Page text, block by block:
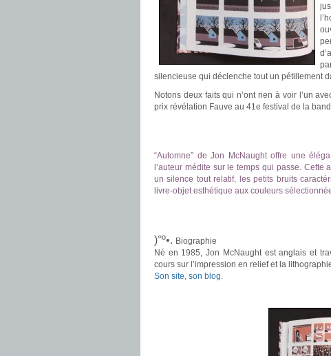
silencieuse qui déclenche tout un pétillement
Notons deux faits qui n’ont rien à voir l’un
prix révélation Fauve au 41e festival de la
“Automne” de Jon McNaught offre une
l’auteur médite sur le temps qui passe.
un silence tout relatif, les petits bruits
livre-objet esthétique aux couleurs
)°º•. Biographie
Né en 1985, Jon McNaught est anglais et
cours sur l’impression en relief et la
Son site, son blog.